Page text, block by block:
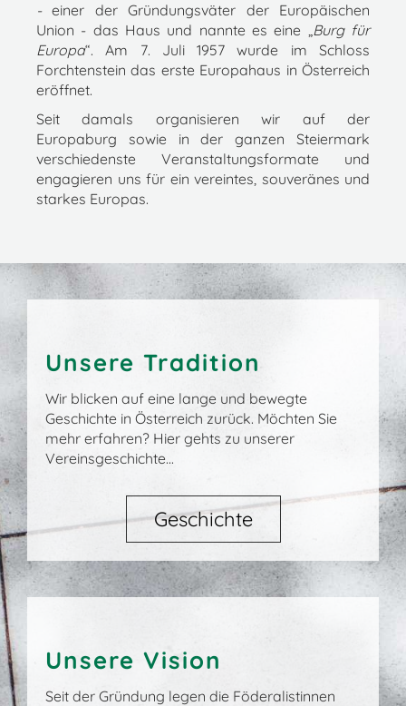
-einer der Gründungsväter der Europäischen
Union - das Haus und nannte es eine „Burg für
Europa“. Am 7. Juli 1957 wurde im Schloss
Forchtenstein das erste Europahaus in Österreich
eröffnet.
Seit damals organisieren wir auf der
Europaburg sowie in der ganzen Steiermark
verschiedenste Veranstaltungsformate und
engagieren uns für ein vereintes, souveränes und
starkes Europas.
Unsere Tradition
Wir blicken auf eine lange und bewegte
Geschichte in Österreich zurück. Möchten Sie
mehr erfahren? Hier gehts zu unserer
Vereinsgeschichte...
Geschichte
Unsere Vision
Seit der Gründung legen die Föderalistinnen